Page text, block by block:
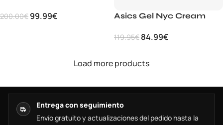
200.00€ 99.99€ Asics Gel Nyc Cream
119.95€ 84.99€
Load more products
Entrega con seguimiento
Envío gratuito y actualizaciones del pedido hasta la